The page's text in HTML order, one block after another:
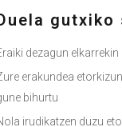
gutxiko
dezagun
erakundea
bihurtu
irudikatzen duzu